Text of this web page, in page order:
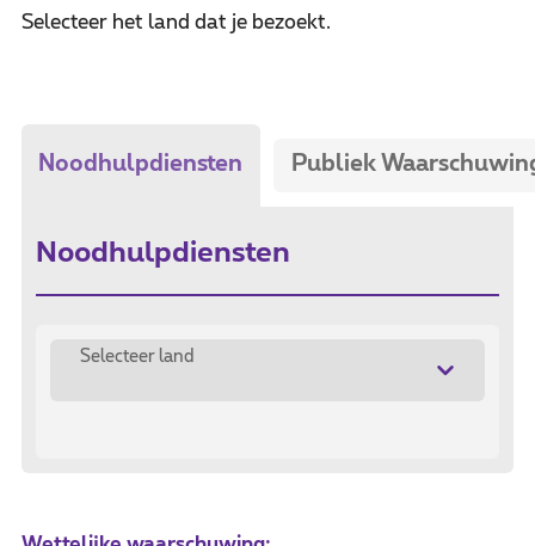
Selecteer het land dat je bezoekt.
Noodhulpdiensten Publiek
Noodhulpdiensten
Selecteer land